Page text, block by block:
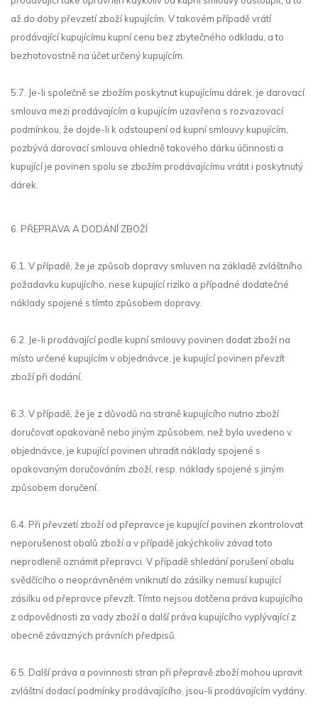
až do doby převzetí zboží kupujícím. V takovém případě vrátí
prodávající kupujícímu kupní cenu bez zbytečného odkladu, a to
bezhotovostně na účet určený kupujícím.
5.7. Je-li společně se zbožím poskytnut kupujícímu dárek, je darovací
smlouva mezi prodávajícím a kupujícím uzavřena s rozvazovací
podmínkou, že dojde-li k odstoupení od kupní smlouvy kupujícím,
pozbývá darovací smlouva ohledně takového dárku účinnosti a
kupující je povinen spolu se zbožím prodávajícímu vrátit i poskytnutý
dárek.
6. PŘEPRAVA A DODÁNÍ ZBOŽÍ
6.1. V případě, že je způsob dopravy smluven na základě zvláštního
požadavku kupujícího, nese kupující riziko a případné dodatečné
náklady spojené s tímto způsobem dopravy.
6.2. Je-li prodávající podle kupní smlouvy povinen dodat zboží na
místo určené kupujícím v objednávce, je kupující povinen převzít
zboží při dodání.
6.3. V případě, že je z důvodů na straně kupujícího nutno zboží
doručovat opakovaně nebo jiným způsobem, než bylo uvedeno v
objednávce, je kupující povinen uhradit náklady spojené s
opakovaným doručováním zboží, resp. náklady spojené s jiným
způsobem doručení.
6.4. Při převzetí zboží od přepravce je kupující povinen zkontrolovat
neporušenost obalů zboží a v případě jakýchkoliv závad toto
neprodleně oznámit přepravci. V případě shledání porušení obalu
svědčícího o neoprávněném vniknutí do zásilky nemusí kupující
zásilku od přepravce převzít. Tímto nejsou dotčena práva kupujícího
z odpovědnosti za vady zboží a další práva kupujícího vyplývající z
obecně závazných právních předpisů.
6.5. Další práva a povinnosti stran při přepravě zboží mohou upravit
zvláštní dodací podmínky prodávajícího, jsou-li prodávajícím vydány.